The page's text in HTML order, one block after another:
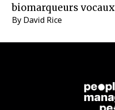
biomarqueurs vocaux
By David Rice